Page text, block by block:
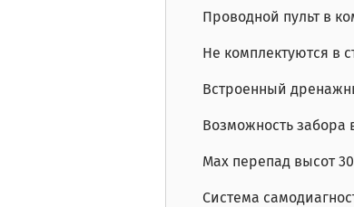
Проводной пульт в
Не комплектуются в
Встроенный
Возможность забора
Max перепад высот
Система